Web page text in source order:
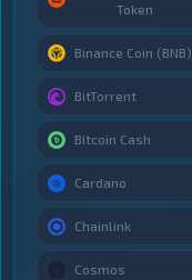
Token
Binance Coin (BNB)
BitTorrent
Bitcoin Cash
Cardano
Chainlink
Cosmos